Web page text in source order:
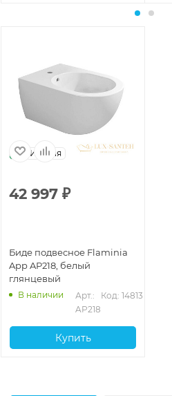
Италия
42 997 ₽
Биде подвесное Flaminia
App AP218, белый
глянцевый
В наличии
Арт.:
AP218
Код: 14813
Купить